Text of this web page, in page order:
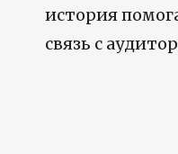
история
связь с